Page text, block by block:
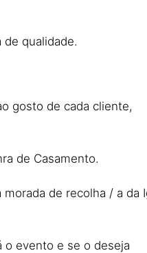
qualidade.
gosto de cada cliente,
de Casamento.
de recolha / a da
o evento e se o deseja